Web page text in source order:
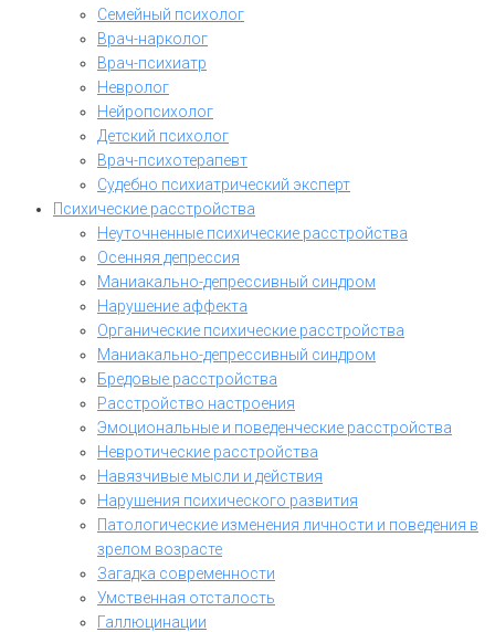
Семейный психолог
Врач-нарколог
Врач-психиатр
Невролог
Нейропсихолог
Детский психолог
Врач-психотерапевт
Судебно психиатрический эксперт
Психические расстройства
Неуточненные психические расстройства
Осенняя депрессия
Маниакально-депрессивный синдром
Нарушение аффекта
Органические психические расстройства
Маниакально-депрессивный синдром
Бредовые расстройства
Расстройство настроения
Эмоциональные и поведенческие расстройства
Невротические расстройства
Навязчивые мысли и действия
Нарушения психического развития
Патологические изменения личности и поведения в
зрелом возрасте
Загадка современности
Умственная отсталость
Галлюцинации